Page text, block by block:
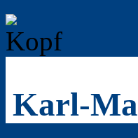
Karl-